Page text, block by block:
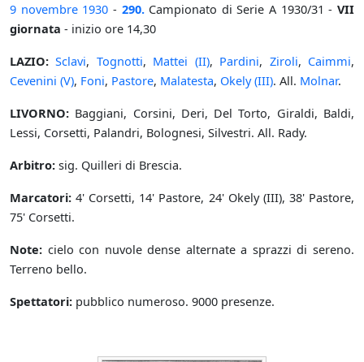
9 novembre 1930 - 290.Campionato di Serie A 1930/31 -VII
giornata - inizio ore 14,30
LAZIO: Sclavi, Tognotti, Mattei (II), Pardini, Ziroli, Caimmi,
Cevenini (V), Foni, Pastore, Malatesta, Okely (III). All. Molnar.
LIVORNO: Baggiani, Corsini, Deri, Del Torto, Giraldi, Baldi,
Lessi, Corsetti, Palandri, Bolognesi, Silvestri. All. Rady.
Arbitro: sig. Quilleri di Brescia.
Marcatori: 4' Corsetti, 14' Pastore, 24' Okely (III), 38' Pastore,
75' Corsetti.
Note: cielo con nuvole dense alternate a sprazzi di sereno.
Terreno bello.
Spettatori: pubblico numeroso. 9000 presenze.